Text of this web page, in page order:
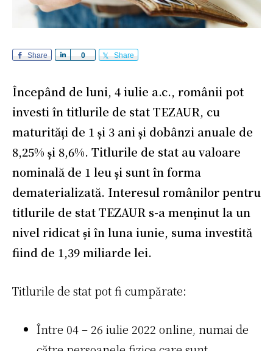
Share 0
r
Share
Începând de luni, 4 iulie a.c., românii pot
investi în titlurile de stat TEZAUR, cu
maturități de 1 și 3 ani și dobânzi anuale de
8,25% și 8,6%. Titlurile de stat au valoare
nominală de 1 leu și sunt în forma
dematerializată. Interesul românilor pentru
titlurile de stat TEZAUR s-a menținut la un
nivel ridicat și în luna iunie, suma investită
fiind de 1,39 miliarde lei.
Titlurile de stat pot fi cumpărate:
Între 04 – 26 iulie 2022 online, numai de